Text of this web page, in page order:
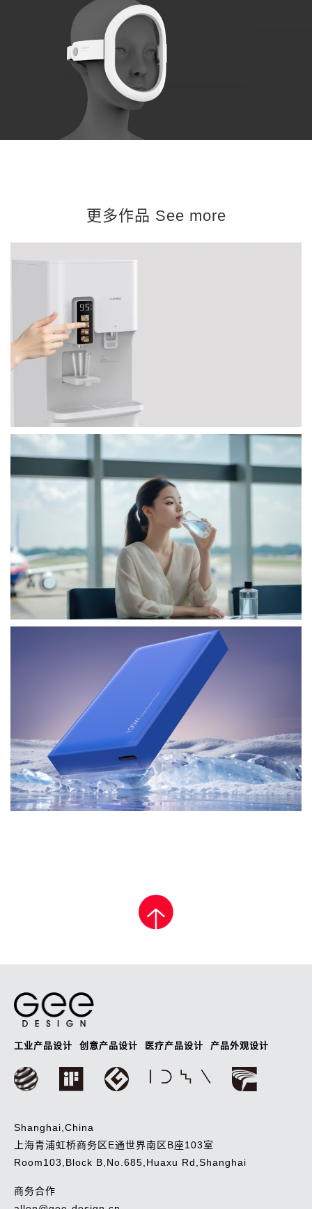
更多作品 See more
工业产品设计 创意产品设计 医疗产品设计 产品外观设计
Shanghai,China
上海青浦虹桥商务区E通世界南区B座103室
Room103,Block B,No.685,Huaxu Rd,Shanghai
商务合作